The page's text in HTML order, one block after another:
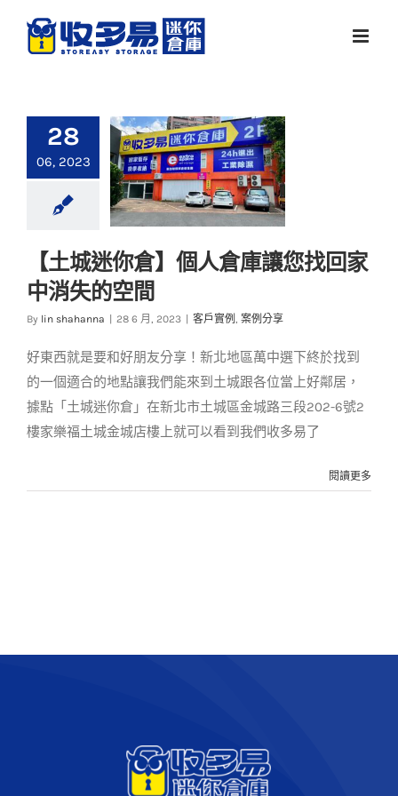
28
06, 2023
【土城迷你倉】個人
倉庫讓您找回家中消
失的空間
【土城迷你倉】個人倉庫讓您找回家
中消失的空間
By lin shahanna 28 6 月, 2023 客戶實例 , 案例分享
好東西就是要和好朋友分享！新北地區萬中選下終於找到
的一個適合的地點讓我們能來到土城跟各位當上好鄰居，
據點「土城迷你倉」在新北市土城區金城路三段202-6號2
樓家樂福土城金城店樓上就可以看到我們收多易了
閱讀更多